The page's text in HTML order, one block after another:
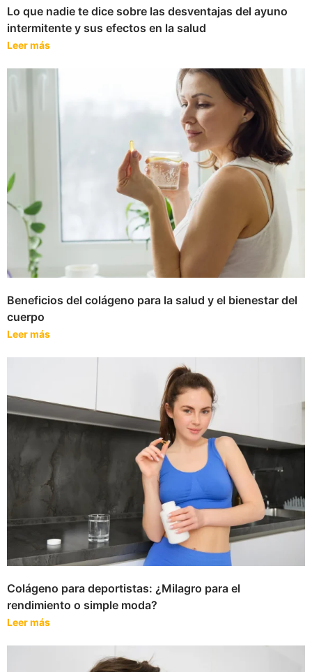
Lo que nadie te dice sobre las desventajas del ayuno
intermitente y sus efectos en la salud
Leer más
Beneficios del colágeno para la salud y el bienestar del
cuerpo
Leer más
Colágeno para deportistas: ¿Milagro para el
rendimiento o simple moda?
Leer más